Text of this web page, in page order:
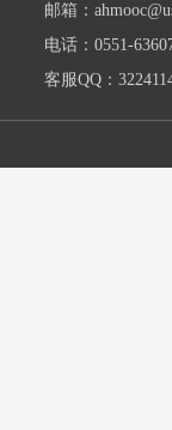
邮箱：
电话：0551-
客服QQ：